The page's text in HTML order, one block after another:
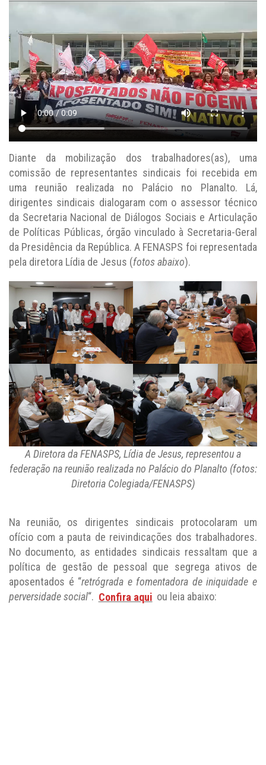
Diante da mobilização dos trabalhadores(as), uma
comissão de representantes sindicais foi recebida em
uma reunião realizada no Palácio no Planalto. Lá,
dirigentes sindicais dialogaram com o assessor técnico
da Secretaria Nacional de Diálogos Sociais e Articulação
de Políticas Públicas, órgão vinculado à Secretaria-Geral
da Presidência da República. A FENASPS foi representada
pela diretora Lídia de Jesus ( fotos abaixo ).
A Diretora da FENASPS, Lídia de Jesus, representou a
federação na reunião realizada no Palácio do Planalto (fotos:
Diretoria Colegiada/FENASPS)
ofício com a pauta de reivindicações dos trabalhadores.
No documento, as entidades sindicais ressaltam que a
política de gestão de pessoal que segrega ativos de
aposentados é “retrógrada e fomentadora de iniquidade e
perversidade social“.Confira aquiou leia abaixo: